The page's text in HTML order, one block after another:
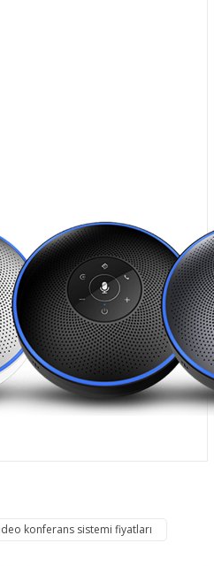
noktaları öneri formunu
ederiz.
konferans sistemi fiyatları